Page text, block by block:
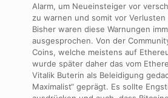
Alarm, um Neueinsteiger vor
zu warnen und somit vor
Bisher waren diese Warnungen
ausgesprochen. Von der
Coins, welche meistens auf
wurde später daher das vom
Vitalik Buterin als Beleidigung
Maximalist“ geprägt. Es sollte